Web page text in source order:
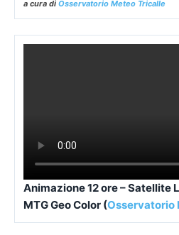
a cura di Osservatorio Meteo Tricalle
Animazione 12 ore –
MTG Geo Color (Osservatorio